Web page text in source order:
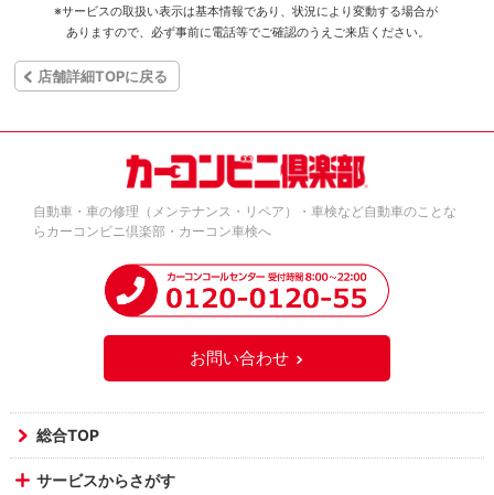
※サービスの取扱い表示は基本情報であり、状況により変動する場合が
ありますので、必ず事前に電話等でご確認のうえご来店ください。
店舗詳細TOPに戻る
自動車・車の修理（メンテナンス・リペア）・車検など自動車のことな
らカーコンビニ倶楽部・カーコン車検へ
お問い合わせ
総合TOP
サービスからさがす